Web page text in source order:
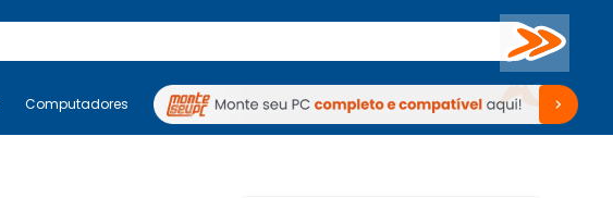
Buscar
PC Gamer Computadores Periféricos TV Venda no KaBuM!
Computadores Periféricos TV Venda no KaBuM!